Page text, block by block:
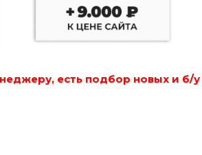
есть подбор новых и б/у